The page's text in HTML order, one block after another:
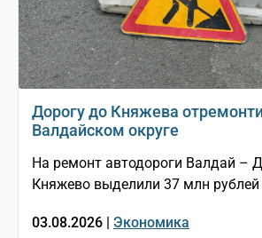
Дорогу до Княжева
Валдайском округе
На ремонт автодороги Валдай –
Княжево выделили 37 млн рублей
03.08.2026 | Экономика